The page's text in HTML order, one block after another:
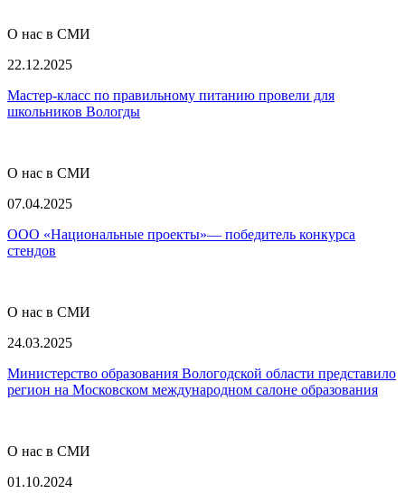
О нас в СМИ
22.12.2025
Мастер-класс по правильному питанию провели для
школьников Вологды
О нас в СМИ
07.04.2025
ООО «Национальные проекты»— победитель конкурса
стендов
О нас в СМИ
24.03.2025
Министерство образования Вологодской области представило
регион на Московском международном салоне образования
О нас в СМИ
01.10.2024